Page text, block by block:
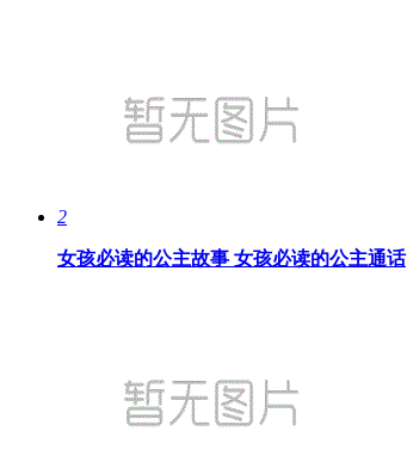
2
女孩必读的公主故事 女孩必读的公主通话